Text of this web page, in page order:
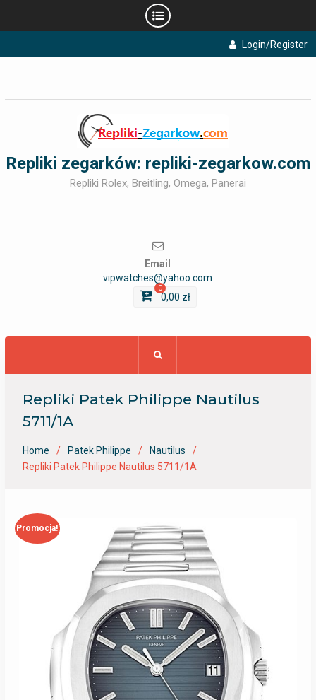
to
Login/Register
Repliki zegarków: repliki-zegarkow.com
Repliki Rolex, Breitling, Omega, Panerai
Email
vipwatches@yahoo.com
0
0,00 zł
Repliki Patek Philippe Nautilus
5711/1A
Home Patek Philippe
Nautilus
Repliki Patek Philippe Nautilus 5711/1A
Promocja!